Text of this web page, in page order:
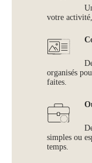
votre
organisés
faites.
simples ou
temps.